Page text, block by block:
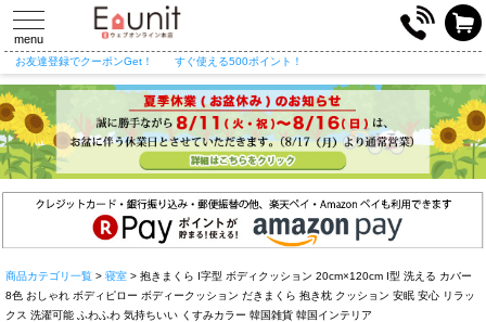
toggle
navigation
menu
お友達登録でクーポンGet！ すぐ使える500ポイント！
商品カテゴリ一覧 > 寝室 > 抱きまくら I字型 ボディクッション 20cm×120cm I型 洗える カバー
8色 おしゃれ ボディピロー ボディークッション だきまくら 抱き枕 クッション 安眠 安心 リラッ
クス 洗濯可能 ふわふわ 気持ちいい くすみカラー 韓国雑貨 韓国インテリア